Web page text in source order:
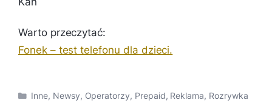
Warto przeczytać:
Fonek – test telefonu dla dzieci.
Kategorie
Inne, Newsy, Operatorzy, Prepaid, Reklama, Rozrywka